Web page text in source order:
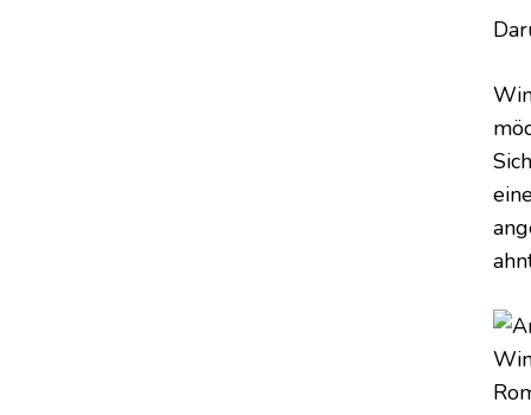
PROMISES